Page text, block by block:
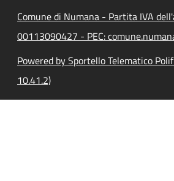
Comune di Numana - Partita IVA
00113090427 - PEC:
Powered by Sportello Telematico
10.41.2)